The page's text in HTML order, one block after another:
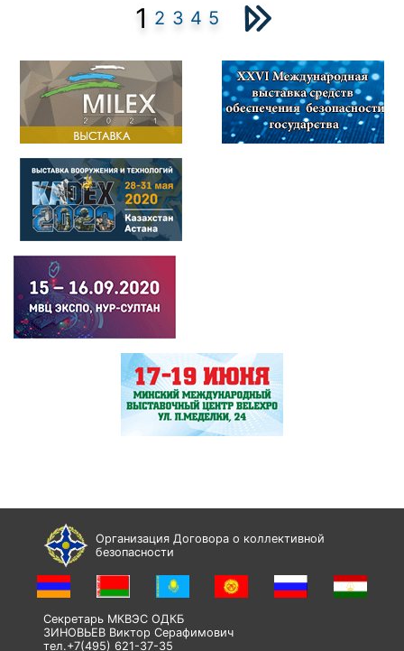
1 2 3 4 5
Организация Договора о коллективной
безопасности
Секретарь МКВЭС ОДКБ
ЗИНОВЬЕВ Виктор Серафимович
тел.+7(495) 621-37-35